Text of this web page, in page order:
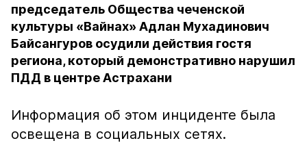
председатель Общества чеченской
культуры «Вайнах» Адлан Мухадинович
Байсангуров осудили действия гостя
региона, который демонстративно нарушил
ПДД в центре Астрахани
Информация об этом инциденте была
освещена в социальных сетях.